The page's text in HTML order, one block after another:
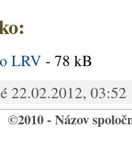
LRV - 78 kB
22.02.2012, 03:52
©2010 - Názov